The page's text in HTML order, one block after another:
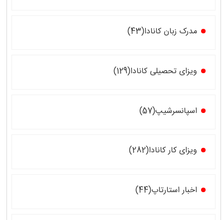
مدرک زبان کانادا(43)
ویزای تحصیلی کانادا(129)
اسپانسرشیپ(57)
ویزای کار کانادا(282)
اخبار استارتاپ(44)